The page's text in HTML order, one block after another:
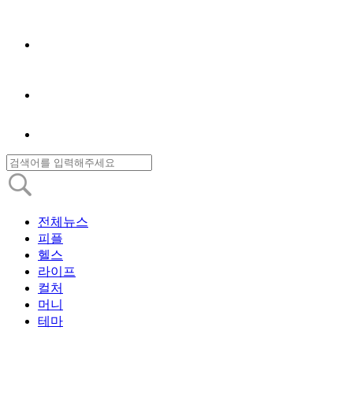
전체뉴스
피플
헬스
라이프
컬처
머니
테마